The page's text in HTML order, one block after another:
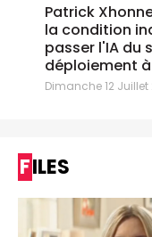
Patrick
la condition
passer l'IA du
déploiement
Dimanche 12 Juillet
FILES